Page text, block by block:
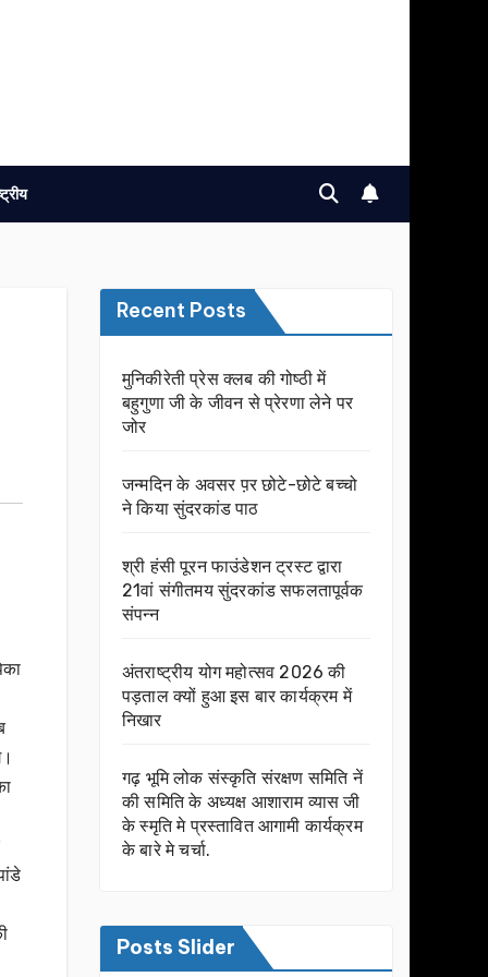
Recent Posts
मुनिकीरेती प्रेस क्लब की गोष्ठी में
बहुगुणा जी के जीवन से प्रेरणा लेने पर
जोर
जन्मदिन के अवसर प़र छोटे-छोटे बच्चो
ने किया सुंदरकांड पाठ
श्री हंसी पूरन फाउंडेशन ट्रस्ट द्वारा
21वां संगीतमय सुंदरकांड सफलतापूर्वक
संपन्न
अंतराष्ट्रीय योग महोत्सव 2026 की
पड़ताल क्यों हुआ इस बार कार्यक्रम में
निखार
गढ़ भूमि लोक संस्कृति संरक्षण समिति नें
की समिति के अध्यक्ष आशाराम व्यास जी
के स्मृति मे प्रस्तावित आगामी कार्यक्रम
के बारे मे चर्चा.
Posts Slider